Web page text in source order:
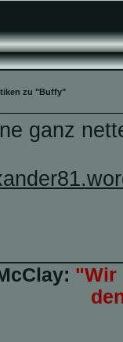
zu "Buffy"
ganz
"Wir